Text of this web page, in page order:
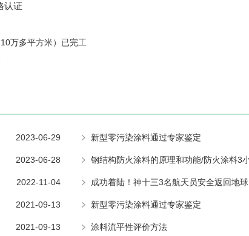
认证
万多平方米）已完工
2023-06-29 新型零污染涂料通过专家鉴定
2023-06-28
2022-11-04 成功着陆！神十三3名航天员安全返回地球
2021-09-13 新型零污染涂料通过专家鉴定
2021-09-13 涂料流平性评价方法